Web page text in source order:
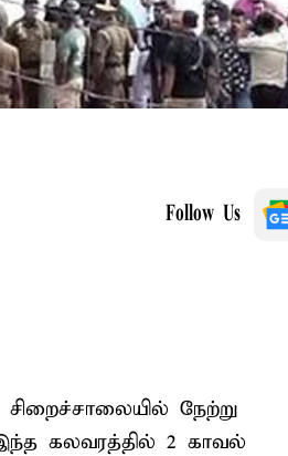
Follow Us
நேற்று
கலவரத்தில் 2 காவல்